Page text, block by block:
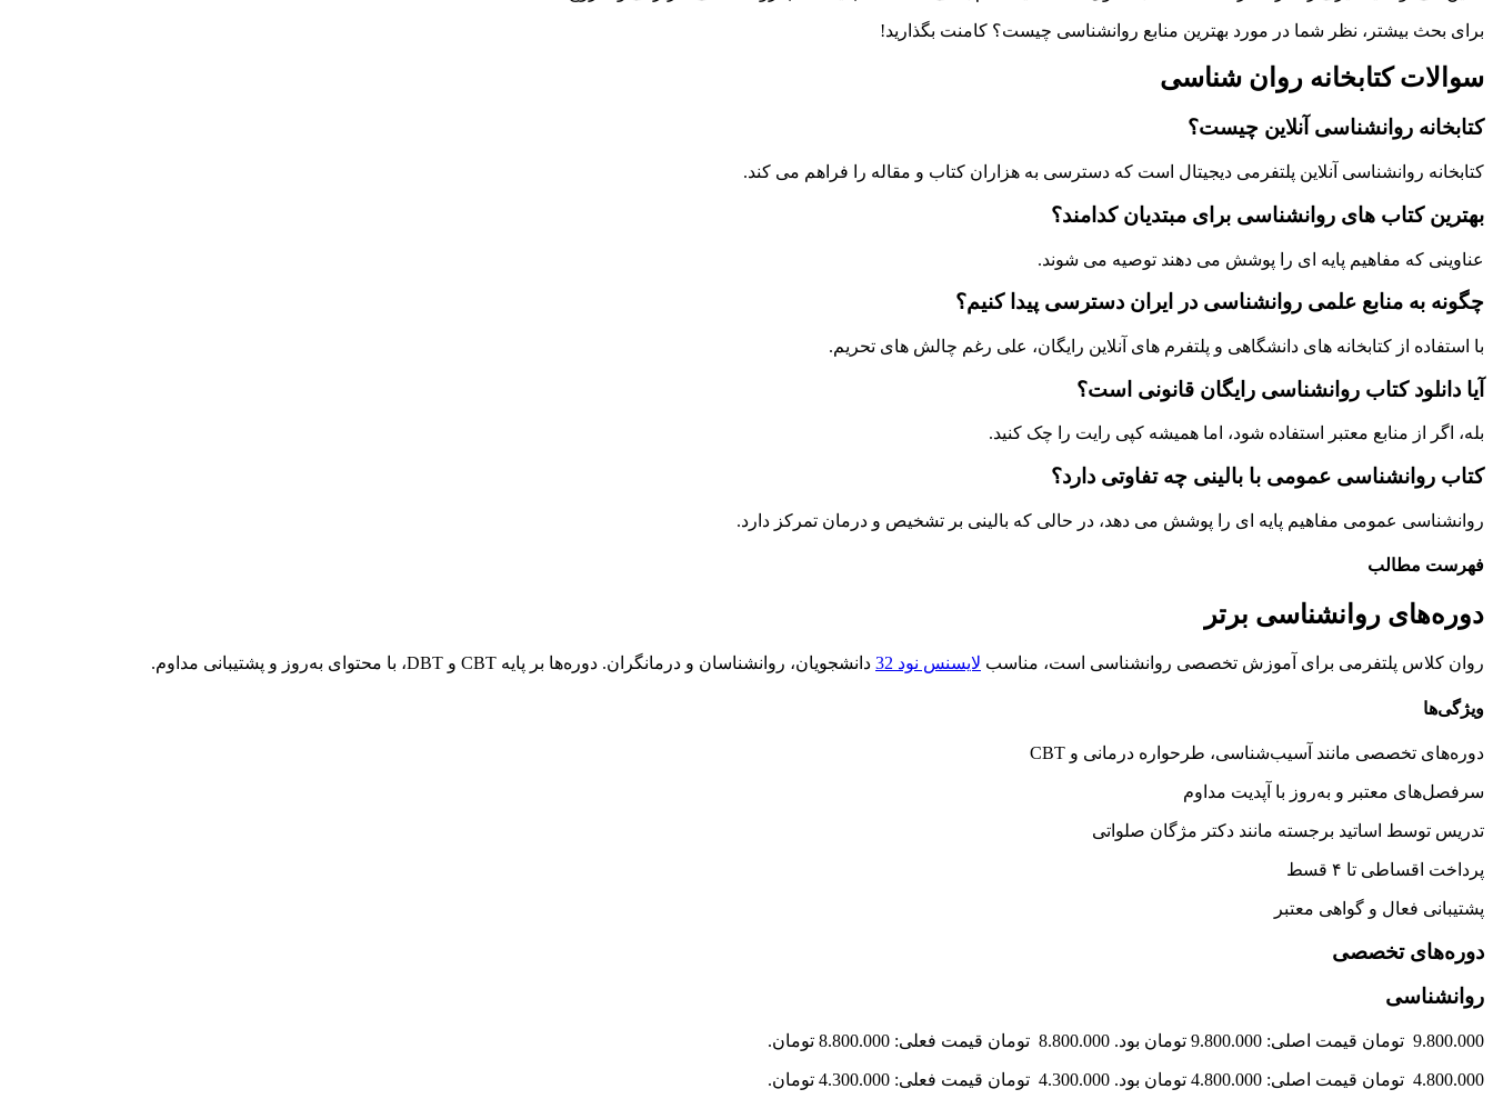
برای بحث بیشتر، نظر شما در مورد بهترین منابع روانشناسی چیست؟ کامنت بگذارید!
سوالات کتابخانه روان شناسی
کتابخانه روانشناسی آنلاین چیست؟
کتابخانه روانشناسی آنلاین پلتفرمی دیجیتال است که دسترسی به هزاران کتاب و مقاله را فراهم می کند.
بهترین کتاب های روانشناسی برای مبتدیان کدامند؟
عناوینی که مفاهیم پایه ای را پوشش می دهند توصیه می شوند.
چگونه به منابع علمی روانشناسی در ایران دسترسی پیدا کنیم؟
با استفاده از کتابخانه های دانشگاهی و پلتفرم های آنلاین رایگان، علی رغم چالش های تحریم.
آیا دانلود کتاب روانشناسی رایگان قانونی است؟
بله، اگر از منابع معتبر استفاده شود، اما همیشه کپی رایت را چک کنید.
کتاب روانشناسی عمومی با بالینی چه تفاوتی دارد؟
روانشناسی عمومی مفاهیم پایه ای را پوشش می دهد، در حالی که بالینی بر تشخیص و درمان تمرکز دارد.
فهرست مطالب
دوره‌های روانشناسی برتر
روان کلاس پلتفرمی برای آموزش تخصصی روانشناسی است، مناسب لایسنس نود 32 دانشجویان، روانشناسان و درمانگران. دوره‌ها بر پایه CBT و DBT، با محتوای به‌روز و پشتیبانی مداوم.
ویژگی‌ها
دوره‌های تخصصی مانند آسیب‌شناسی، طرحواره درمانی و CBT
سرفصل‌های معتبر و به‌روز با آپدیت مداوم
تدریس توسط اساتید برجسته مانند دکتر مژگان صلواتی
پرداخت اقساطی تا ۴ قسط
پشتیبانی فعال و گواهی معتبر
دوره‌های تخصصی
روانشناسی
9.800.000 تومان قیمت اصلی: 9.800.000 تومان بود. 8.800.000 تومان قیمت فعلی: 8.800.000 تومان.
4.800.000 تومان قیمت اصلی: 4.800.000 تومان بود. 4.300.000 تومان قیمت فعلی: 4.300.000 تومان.